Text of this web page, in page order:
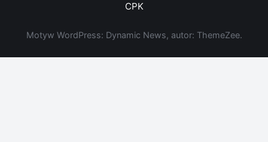
CPK
Motyw WordPress: Dynamic News, autor: ThemeZee.